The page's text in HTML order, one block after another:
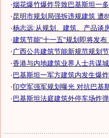
·烟花爆竹爆炸导致巴基斯坦一
·昆明市规划局强拆违规建筑 遭
·杨志远:从规划、建筑、产品谈
·建筑节能"十一五"规划即将发布
· 广西公共建筑节能新规范规划
·香港与内地建筑业界人士共谋
·巴基斯坦一军方建筑内发生爆炸
·印空军强军规划曝光 对抗巴基
·巴基斯坦法庭建筑外停车场炸